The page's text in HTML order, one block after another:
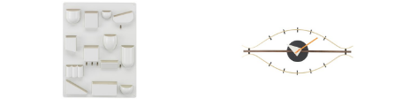
Garde-robes
Petits rangements
Pièces détachées